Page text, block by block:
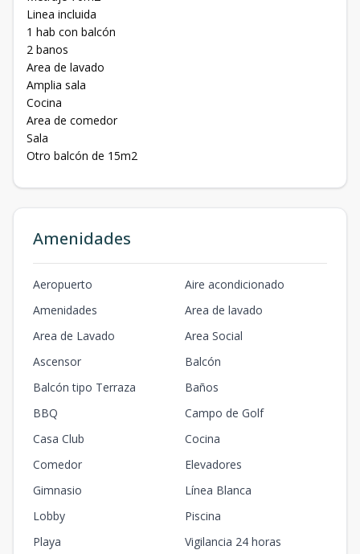
Linea incluida
1 hab con balcón
2 banos
Area de lavado
Amplia sala
Cocina
Area de comedor
Sala
Otro balcón de 15m2
Amenidades
Aeropuerto
Aire acondicionado
Amenidades
Area de lavado
Area de Lavado
Area Social
Ascensor
Balcón
Balcón tipo Terraza
Baños
BBQ
Campo de Golf
Casa Club
Cocina
Comedor
Elevadores
Gimnasio
Línea Blanca
Lobby
Piscina
Playa
Vigilancia 24 horas